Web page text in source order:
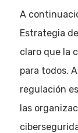
A
Estrategia
claro que la
para todos.
regulación
las